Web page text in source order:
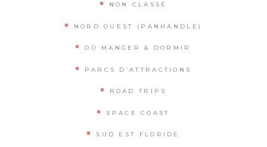
NON CLASSÉ
NORD OUEST (PANHANDLE)
OÙ MANGER & DORMIR
PARCS D’ATTRACTIONS
ROAD TRIPS
SPACE COAST
SUD EST FLORIDE